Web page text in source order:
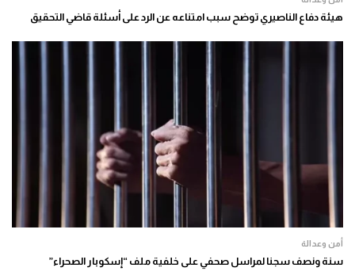
هيئة دفاع الناصيري توضح سبب امتناعه عن الرد على أسئلة قاضي التحقيق
أمن وعدالة
سنة ونصف سجنا لمراسل صحفي على خلفية ملف “إسكوبار الصحراء”